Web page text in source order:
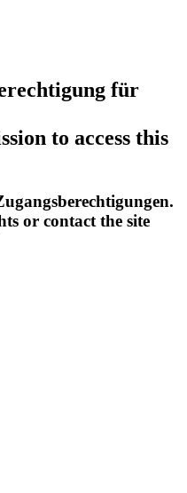
für
to access this
or contact the site